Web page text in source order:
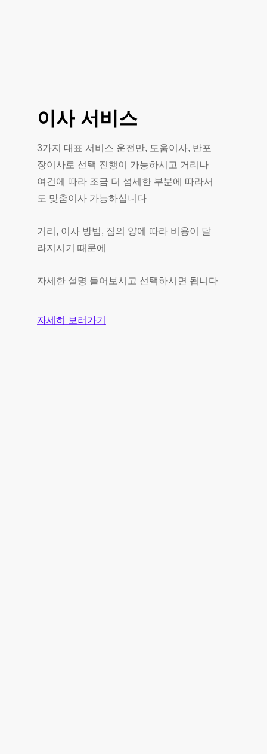
이사 서비스
3가지 대표 서비스 운전만, 도움이사, 반포
장이사로 선택 진행이 가능하시고 거리나
여건에 따라 조금 더 섬세한 부분에 따라서
도 맞춤이사 가능하십니다
거리, 이사 방법, 짐의 양에 따라 비용이 달
라지시기 때문에
자세한 설명 들어보시고 선택하시면 됩니다
자세히 보러가기